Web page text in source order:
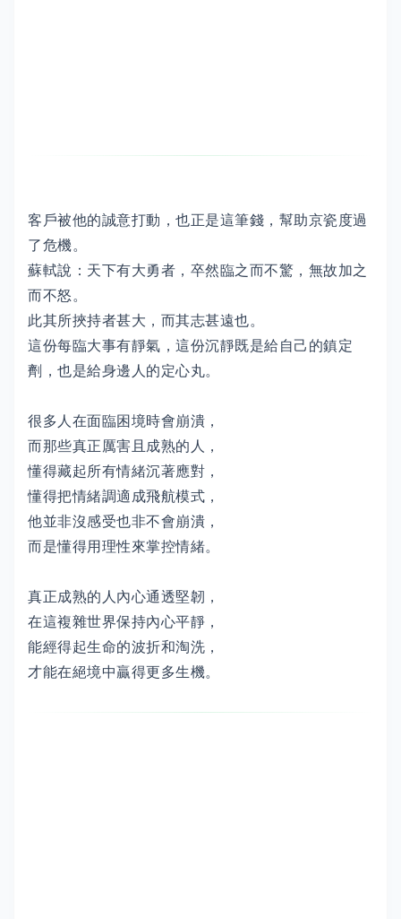
客戶被他的誠意打動，也正是這筆錢，幫助京瓷度過
了危機。
蘇軾說：天下有大勇者，卒然臨之而不驚，無故加之
而不怒。
此其所挾持者甚大，而其志甚遠也。
這份每臨大事有靜氣，這份沉靜既是給自己的鎮定
劑，也是給身邊人的定心丸。
很多人在面臨困境時會崩潰，
而那些真正厲害且成熟的人，
懂得藏起所有情緒沉著應對，
懂得把情緒調適成飛航模式，
他並非沒感受也非不會崩潰，
而是懂得用理性來掌控情緒。
真正成熟的人內心通透堅韌，
在這複雜世界保持內心平靜，
能經得起生命的波折和淘洗，
才能在絕境中贏得更多生機。